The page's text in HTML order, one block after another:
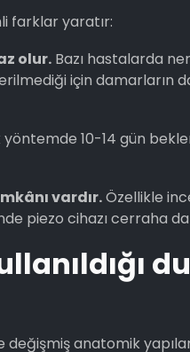
farklar yaratır:
olur.Bazı hastalarda
için damarların
10-14 gün
vardır.Özellikle
piezo cihazı cerraha
değişmiş anatomik